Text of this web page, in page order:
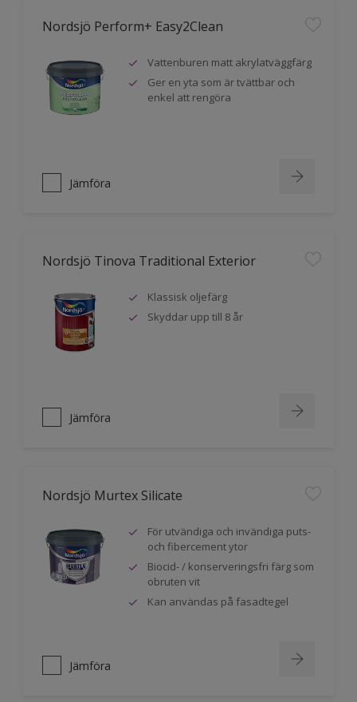
Nordsjö Perform+ Easy2Clean
Vattenburen matt akrylatväggfärg
Ger en yta som är tvättbar och
enkel att rengöra
Jämföra
Nordsjö Tinova Traditional Exterior
Klassisk oljefärg
Skyddar upp till 8 år
Jämföra
Nordsjö Murtex Silicate
För utvändiga och invändiga puts-
och fibercement ytor
Biocid- / konserveringsfri färg som
obruten vit
Kan användas på fasadtegel
Jämföra